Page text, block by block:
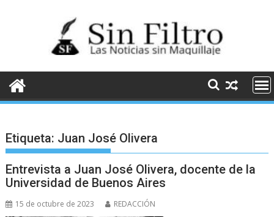
Etiqueta: Juan José Olivera
Entrevista a Juan José Olivera, docente de la
Universidad de Buenos Aires
15 de octubre de 2023 REDACCIÓN